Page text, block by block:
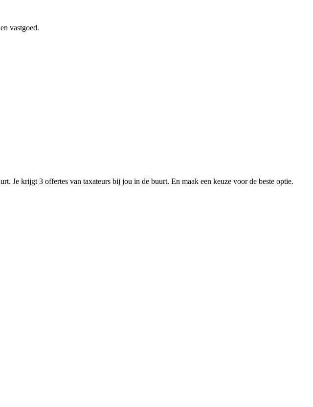
vastgoed.
Je krijgt 3 offertes van taxateurs bij jou in de buurt. En maak een keuze voor de beste optie.